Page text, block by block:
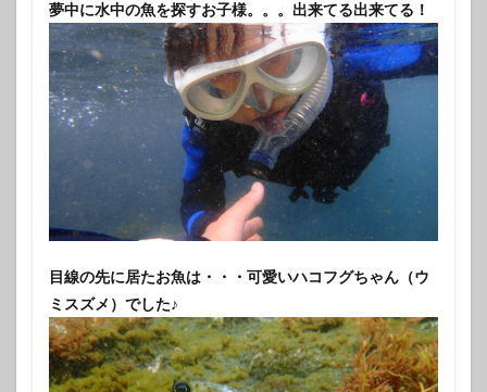
夢中に水中の魚を探すお子様。。。出来てる出来てる！
目線の先に居たお魚は・・・可愛いハコフグちゃん（ウ
ミスズメ）でした♪